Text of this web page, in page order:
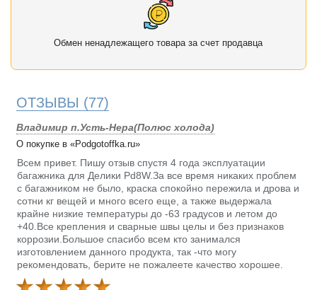
Обмен ненадлежащего товара за счет продавца
ОТЗЫВЫ (77)
Владимир п.Усть-Нера(Полюс холода)
О покупке в «Podgotoffka.ru»
Всем привет. Пишу отзыв спустя 4 года эксплуатации
багажника для Делики Pd8W.За все время никаких проблем
с багажником не было, краска спокойно пережила и дрова и
сотни кг вещей и много всего еще, а также выдержала
крайне низкие температуры до -63 градусов и летом до
+40.Все крепления и сварные швы целы и без признаков
коррозии.Большое спасибо всем кто занимался
изготовлением данного продукта, так -что могу
рекомендовать, берите не пожалеете качество хорошее.